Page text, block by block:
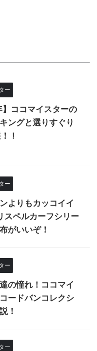
ー
】ココマイスターの
ングと選りすぐり
！
ー
よりもカッコイイ
スペルカーフシリー
がいいぞ！
ー
の憧れ！ココマイ
ードバンコレクシ
！
ー